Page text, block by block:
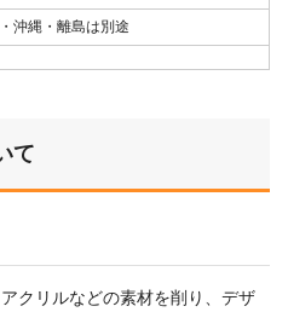
沖縄・離島は別途
て
クリルなどの素材を削り、デザ